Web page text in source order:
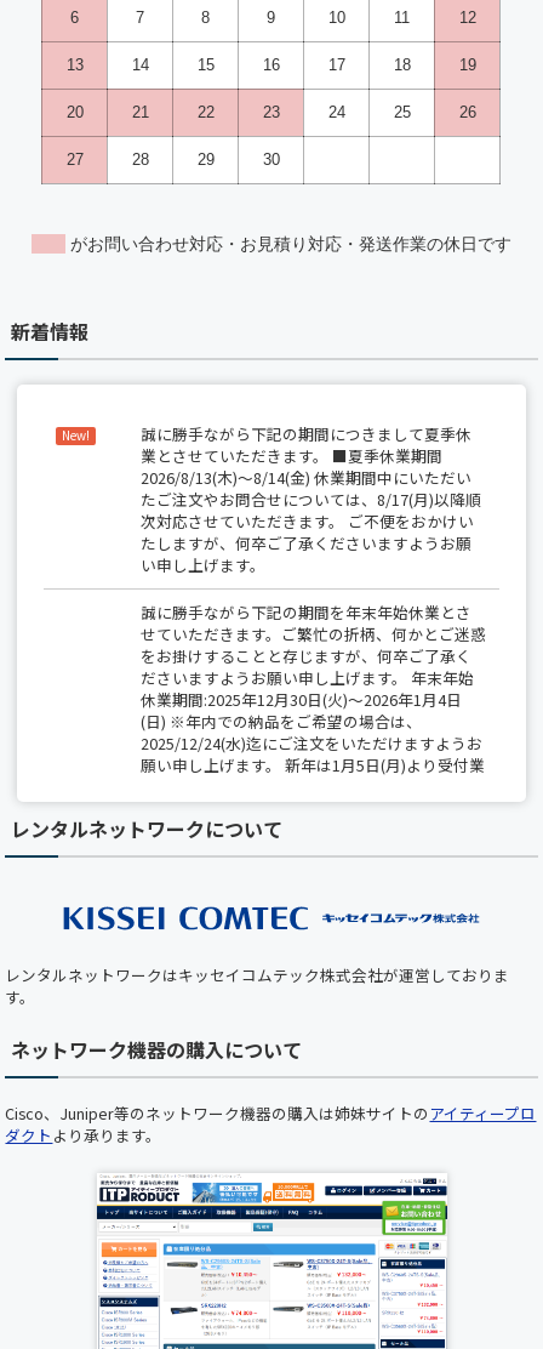
新着情報
New!
誠に勝手ながら下記の期間につきまして夏季休
業とさせていただきます。 ■夏季休業期間
2026/8/13(木)～8/14(金) 休業期間中にいただい
たご注文やお問合せについては、8/17(月)以降順
次対応させていただきます。 ご不便をおかけい
たしますが、何卒ご了承くださいますようお願
い申し上げます。
誠に勝手ながら下記の期間を年末年始休業とさ
せていただきます。ご繁忙の折柄、何かとご迷惑
をお掛けすることと存じますが、何卒ご了承く
ださいますようお願い申し上げます。 年末年始
休業期間:2025年12月30日(火)～2026年1月4日
(日) ※年内での納品をご希望の場合は、
2025/12/24(水)迄にご注文をいただけますようお
願い申し上げます。 新年は1月5日(月)より受付業
【夏季休業のお知らせ】 2025/8/14(木)～
8/15(金)は全社一斉休業期間につき、 出荷業務
で、 ご不便をおかけしますが、何卒ご了承くだ
【ホームページメンテナンスのお知らせ】 平素
ームページのメンテナンスを実施いたします。
メンテナンス中はホームページをご利用いただ
うお願い申し上げます。 ■ メンテナンス日時
2025年5月22日（木）19:00 ～ 20:00（予定） お
適にご利用いただくための作業となりますので、
何卒ご理解とご協力のほどお願い申し上げます。
誠に勝手ながら下記の期間を年末年始休業とさ
せていただきます。ご繁忙の折柄、何かとご迷惑
をお掛けすることと存じますが、何卒ご了承く
ださいますようお願い申し上げます。 年末年始
休業期間:2024年12月28日(日)～2025年1月5日
レンタルネットワークについて
レンタルネットワークはキッセイコムテック株式会社が運営しておりま
す。
ネットワーク機器の購入について
Cisco、Juniper等のネットワーク機器の購入は姉妹サイトの アイティープロ
ダクト より承ります。